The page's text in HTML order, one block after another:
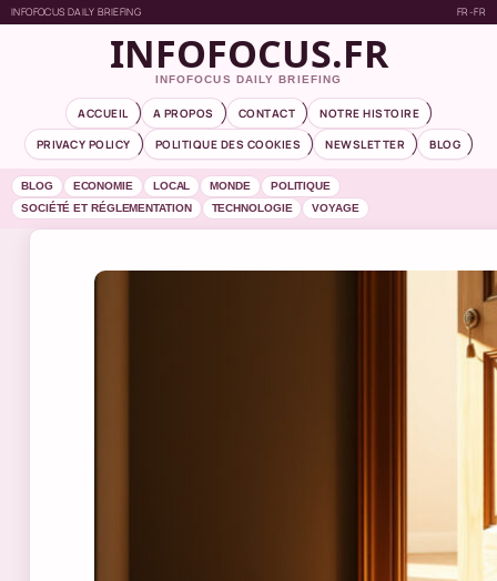
INFOFOCUS DAILY BRIEFING FR-FR
INFOFOCUS.FR
INFOFOCUS DAILY BRIEFING
ACCUEIL A PROPOS CONTACT
NOTRE HISTOIRE
PRIVACY POLICY
POLITIQUE DES COOKIES NEWSLETTER BLOG
BLOG ECONOMIE LOCAL MONDE
POLITIQUE
SOCIÉTÉ ET RÉGLEMENTATION
TECHNOLOGIE VOYAGE